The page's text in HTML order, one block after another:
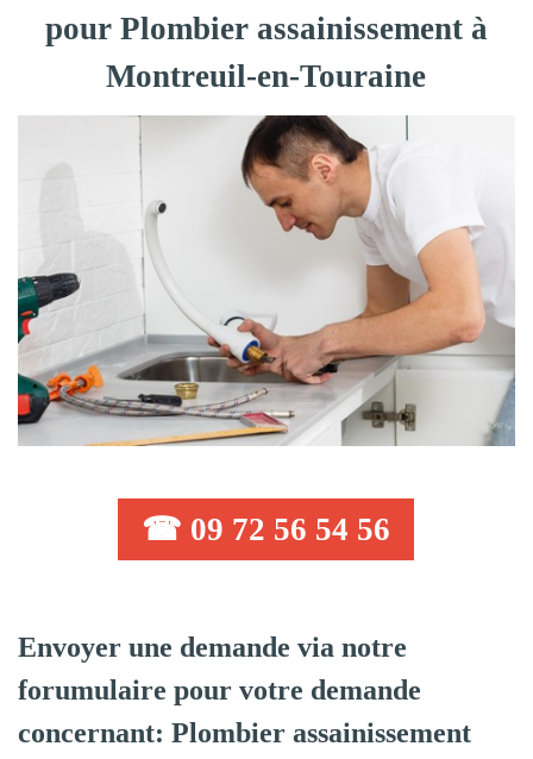
pour Plombier assainissement à
Montreuil-en-Touraine
☎ 09 72 56 54 56
Envoyer une demande via notre
forumulaire pour votre demande
concernant: Plombier assainissement